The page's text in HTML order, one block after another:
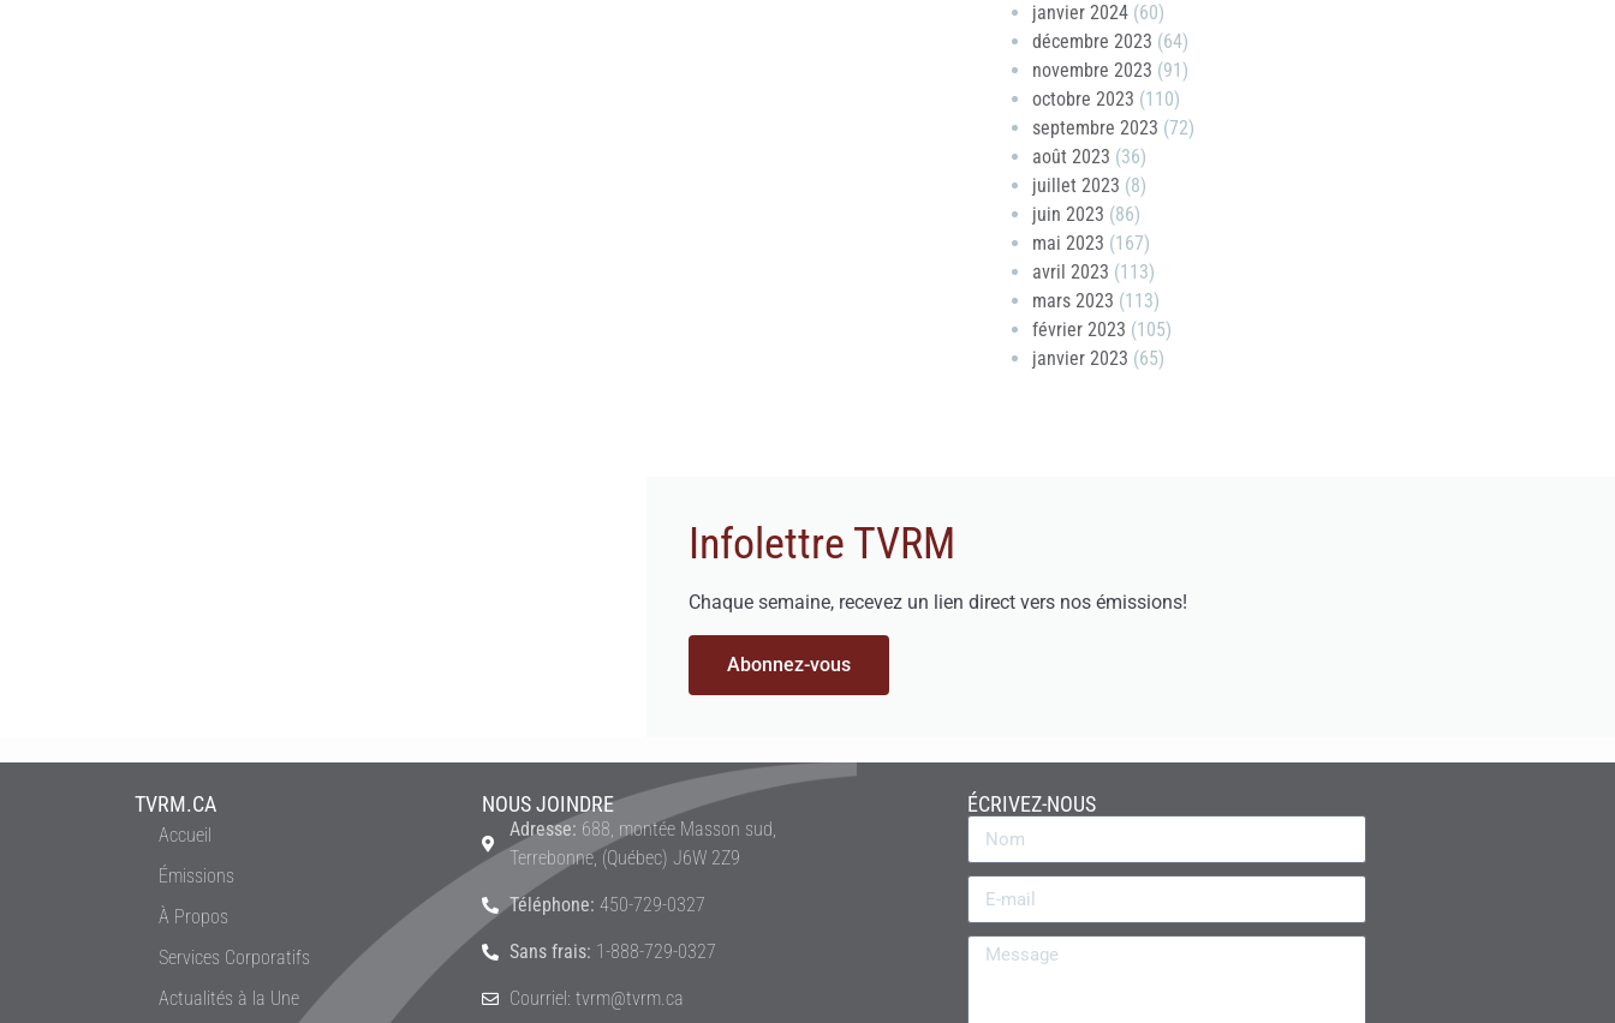
janvier 2024(60)
décembre 2023 (64)
novembre 2023 (91)
octobre 2023 (110)
septembre 2023 (72)
août 2023 (36)
juillet 2023 (8)
juin 2023 (86)
mai 2023 (167)
avril 2023 (113)
mars 2023 (113)
février 2023 (105)
janvier 2023 (65)
Infolettre TVRM
Chaque semaine, recevez un lien direct vers nos émissions!
Abonnez-vous
TVRM.CA
Accueil
Émissions
À Propos
Services Corporatifs
Actualités à la Une
NOUS JOINDRE
Adresse: 688, montée Masson sud,
Terrebonne, (Québec) J6W 2Z9
Téléphone: 450-729-0327
Sans frais: 1-888-729-0327
Courriel: tvrm@tvrm.ca
ÉCRIVEZ-NOUS